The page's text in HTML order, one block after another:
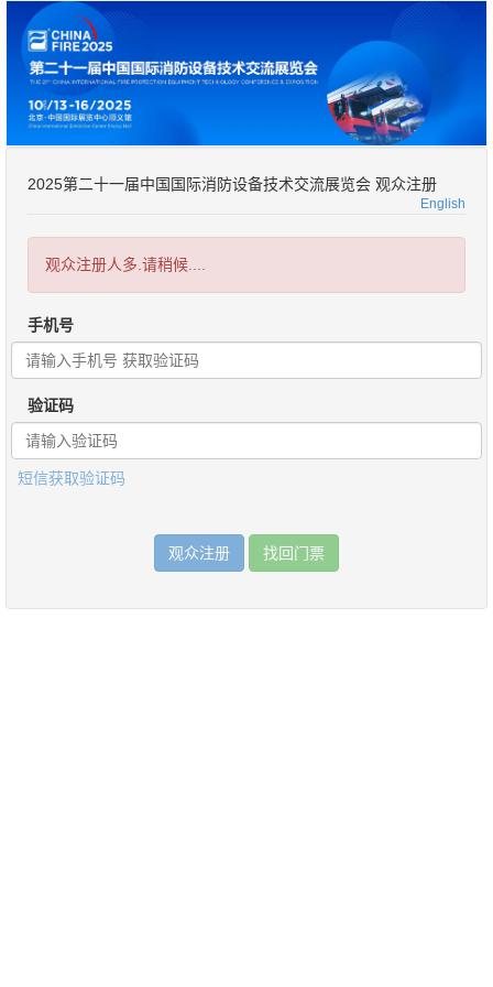
2025第二十一届中国国际消防设备技术交流展览会 观众注册
English
观众注册人多.请稍候....
手机号
验证码
短信获取验证码